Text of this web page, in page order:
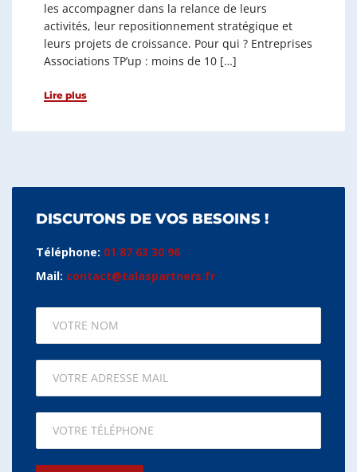
les accompagner dans la relance de leurs
activités, leur repositionnement stratégique et
leurs projets de croissance. Pour qui ? Entreprises
Associations TP’up : moins de 10 […]
Lire plus
DISCUTONS DE VOS BESOINS !
Téléphone: 01 87 63 30 96
Mail: contact@talaspartners.fr